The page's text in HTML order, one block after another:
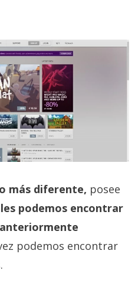
más diferente, posee
podemos encontrar
podemos encontrar